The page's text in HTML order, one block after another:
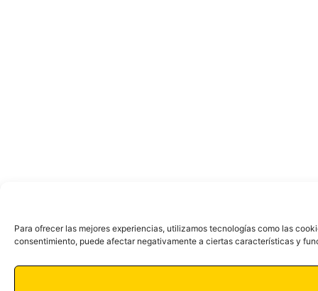
Para ofrecer las mejores experiencias, utilizamos tecnologías como las
consentimiento, puede afectar negativamente a ciertas características y